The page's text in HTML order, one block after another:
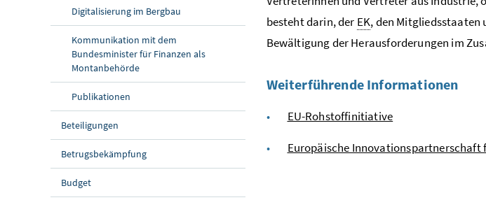
Digitalisierung im Bergbau
Kommunikation mit dem
Bundesminister für Finanzen als
Montanbehörde
Publikationen
Beteiligungen
Betrugsbekämpfung
Budget
besteht darin, der EK, den Mitgliedsstaaten
Bewältigung der Herausforderungen im
Weiterführende Informationen
EU-Rohstoffinitiative
Europäische Innovationspartnerschaft